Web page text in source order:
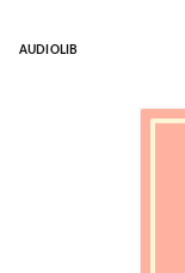
AUDIOLIB